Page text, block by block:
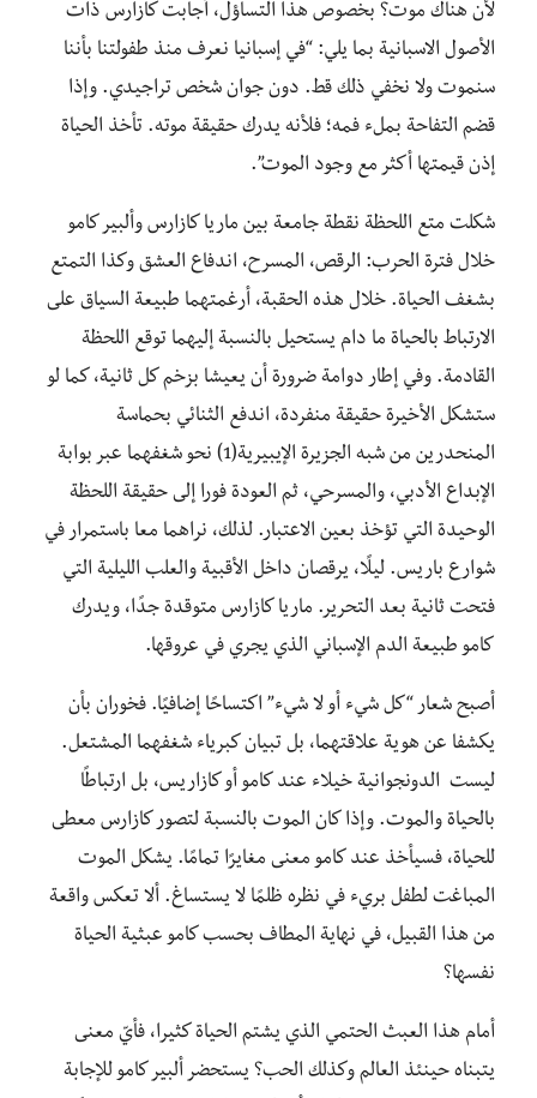
لأن هناك موت؟ بخصوص هذا التساؤل، أجابت كازارس ذات
الأصول الاسبانية بما يلي: “في إسبانيا نعرف منذ طفولتنا بأننا
سنموت ولا نخفي ذلك قط. دون جوان شخص تراجيدي. وإذا
قضم التفاحة بملء فمه؛ فلأنه يدرك حقيقة موته. تأخذ الحياة
إذن قيمتها أكثر مع وجود الموت”.
شكلت متع اللحظة نقطة جامعة بين ماريا كازارس وألبير كامو
خلال فترة الحرب: الرقص، المسرح، اندفاع العشق وكذا التمتع
بشغف الحياة. خلال هذه الحقبة، أرغمتهما طبيعة السياق على
الارتباط بالحياة ما دام يستحيل بالنسبة إليهما توقع اللحظة
القادمة. وفي إطار دوامة ضرورة أن يعيشا بزخم كل ثانية، كما لو
ستشكل الأخيرة حقيقة منفردة، اندفع الثنائي بحماسة
المنحدرين من شبه الجزيرة الإيبيرية(1) نحو شغفهما عبر بوابة
الإبداع الأدبي، والمسرحي، ثم العودة فورا إلى حقيقة اللحظة
الوحيدة التي تؤخذ بعين الاعتبار. لذلك، نراهما معا باستمرار في
شوارع باريس. ليلًا، يرقصان داخل الأقبية والعلب الليلية التي
فتحت ثانية بعد التحرير. ماريا كازارس متوقدة جدًا، ويدرك
كامو طبيعة الدم الإسباني الذي يجري في عروقها.
أصبح شعار “كل شيء أو لا شيء” اكتساحًا إضافيًا. فخوران بأن
يكشفا عن هوية علاقتهما، بل تبيان كبرياء شغفهما المشتعل.
ليست الدونجوانية خيلاء عند كامو أو كازاريس، بل ارتباطًا
بالحياة والموت. وإذا كان الموت بالنسبة لتصور كازارس معطى
للحياة، فسيأخذ عند كامو معنى مغايرًا تمامًا. يشكل الموت
المباغت لطفل بريء في نظره ظلمًا لا يستساغ. ألا تعكس واقعة
من هذا القبيل، في نهاية المطاف بحسب كامو عبثية الحياة
نفسها؟
أمام هذا العبث الحتمي الذي يشتم الحياة كثيرا، فأيّ معنى
يتبناه حينئذ العالم وكذلك الحب؟ يستحضر ألبير كامو للإجابة